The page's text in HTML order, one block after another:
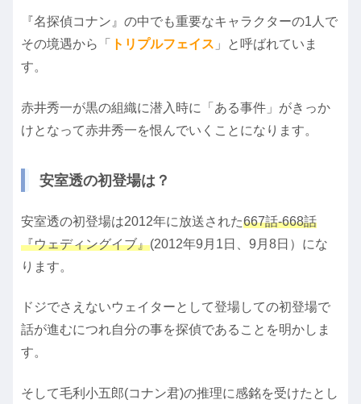
『名探偵コナン』の中でも重要なキャラクターの1人で
その境遇から「
トリプルフェイス 」と呼ばれていま
す。
赤井秀一が黒の組織に潜入時に「ある事件」がきっか
けとなって赤井秀一を恨んでいくことになります。
安室透の初登場は？
安室透の初登場は2012年に放送された667話‐668話
『ウェディングイブ』(2012年9月1日、9月8日）にな
ります。
ドジでさえないウェイターとして登場しての初登場で
話が進むにつれ自分の事を探偵であることを明かしま
す。
そして毛利小五郎(コナン君)の推理に感銘を受けたとし